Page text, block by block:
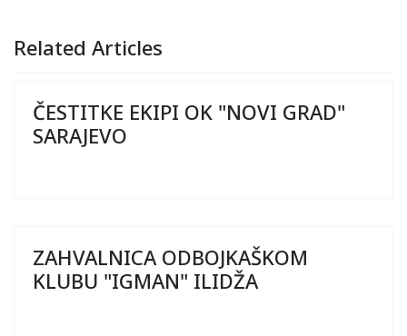
Related Articles
ČESTITKE EKIPI OK "NOVI GRAD"
SARAJEVO
ZAHVALNICA ODBOJKAŠKOM
KLUBU "IGMAN" ILIDŽA